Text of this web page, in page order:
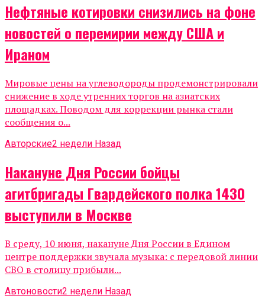
Нефтяные котировки снизились на фоне
новостей о перемирии между США и
Ираном
Мировые цены на углеводороды продемонстрировали
снижение в ходе утренних торгов на азиатских
площадках. Поводом для коррекции рынка стали
сообщения о...
Авторские2 недели Назад
Накануне Дня России бойцы
агитбригады Гвардейского полка 1430
выступили в Москве
В среду, 10 июня, накануне Дня России в Едином
центре поддержки звучала музыка: с передовой линии
СВО в столицу прибыли...
Автоновости2 недели Назад